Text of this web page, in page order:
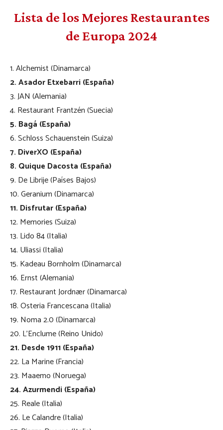
Lista de los Mejores Restaurantes
de Europa 2024
1. Alchemist (Dinamarca)
2. Asador Etxebarri (España)
3. JAN (Alemania)
4. Restaurant Frantzén (Suecia)
5. Bagá (España)
6. Schloss Schauenstein (Suiza)
7. DiverXO (España)
8. Quique Dacosta (España)
9. De Librije (Países Bajos)
10. Geranium (Dinamarca)
11. Disfrutar (España)
12. Memories (Suiza)
13. Lido 84 (Italia)
14. Uliassi (Italia)
15. Kadeau Bornholm (Dinamarca)
16. Ernst (Alemania)
17. Restaurant Jordnær (Dinamarca)
18. Osteria Francescana (Italia)
19. Noma 2.0 (Dinamarca)
20. L’Enclume (Reino Unido)
21. Desde 1911 (España)
22. La Marine (Francia)
23. Maaemo (Noruega)
24. Azurmendi (España)
25. Reale (Italia)
26. Le Calandre (Italia)